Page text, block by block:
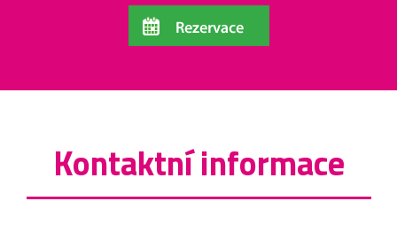
Kontaktní informace